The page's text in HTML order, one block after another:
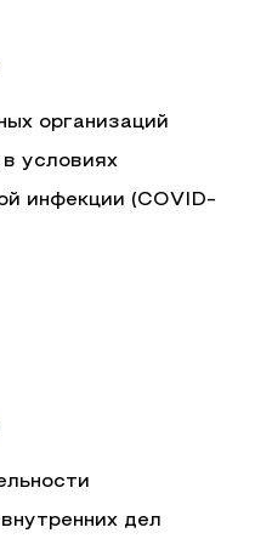
организаций
условиях
инфекции (COVID-
дел